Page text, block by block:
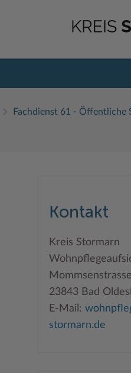
Fachdienst 61 - Öffentliche
Kontakt
Kreis Stormarn
23843 Bad
E-Mail:
stormarn.de